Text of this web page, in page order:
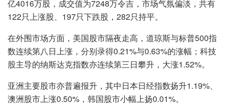
亿4016万股，成交值为7248万令吉，市场气氛偏淡，共有
122只上涨股、197只下跌股，282只持平。
在外围市场方面，美国股市隔夜走高，道琼斯与标普500指
数连续第八日上涨，分别录得0.21%与0.63%的涨幅；科技
股主导的纳斯达克指数亦连续第三日攀升，大涨1.52%。
亚洲主要股市亦普遍报升，其中日本日经指数扬升1.19%、
澳洲股市上涨0.50%，韩国股市小幅上扬0.01%。